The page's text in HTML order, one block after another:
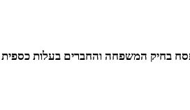
בחיק המשפחה והחברים בעלות